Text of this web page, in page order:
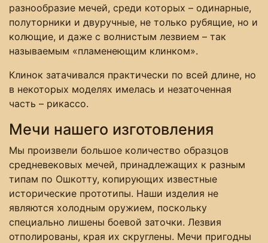
разнообразие мечей, среди которых – одинарные,
полуторники и двуручные, не только рубящие, но и
колющие, и даже с волнистым лезвием – так
называемым «пламенеющим клинком».
Клинок затачивался практически по всей длине, но
в некоторых моделях имелась и незаточенная
часть – рикассо.
Мечи нашего изготовления
Мы произвели большое количество образцов
средневековых мечей, принадлежащих к разным
типам по Ошкотту, копирующих известные
исторические прототипы. Наши изделия не
являются холодным оружием, поскольку
специально лишены боевой заточки. Лезвия
отполированы, края их скруглены. Мечи пригодны